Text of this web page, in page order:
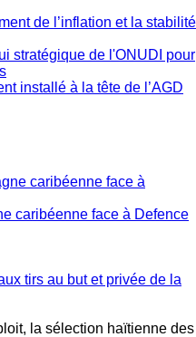
de l’inflation et la stabilité
stratégique de l'ONUDI pour
installé à la tête de l’AGD
caribéenne face à Defence
tirs au but et privée de la
la sélection haïtienne des